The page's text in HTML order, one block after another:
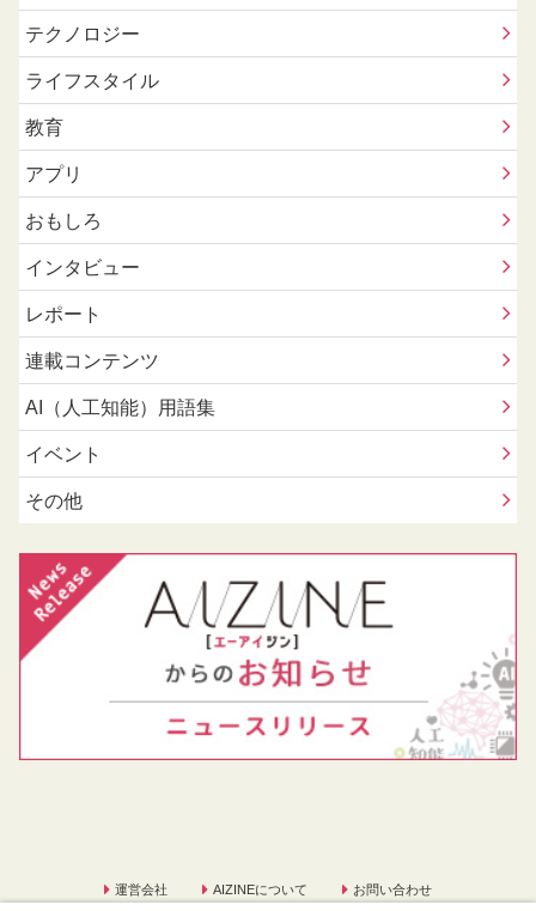
テクノロジー
ライフスタイル
教育
アプリ
おもしろ
インタビュー
レポート
連載コンテンツ
AI（人工知能）用語集
イベント
その他
運営会社 AIZINEについて お問い合わせ